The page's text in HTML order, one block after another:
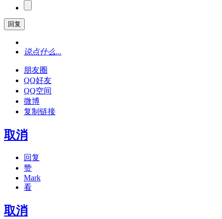
回复
说点什么...
朋友圈
QQ好友
QQ空间
微博
复制链接
取消
回复
赞
Mark
看
取消